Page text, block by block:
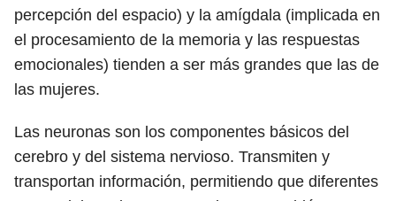
percepción del espacio) y la amígdala (implicada en
el procesamiento de la memoria y las respuestas
emocionales) tienden a ser más grandes que las de
las mujeres.
Las neuronas son los componentes básicos del
cerebro y del sistema nervioso. Transmiten y
transportan información, permitiendo que diferentes